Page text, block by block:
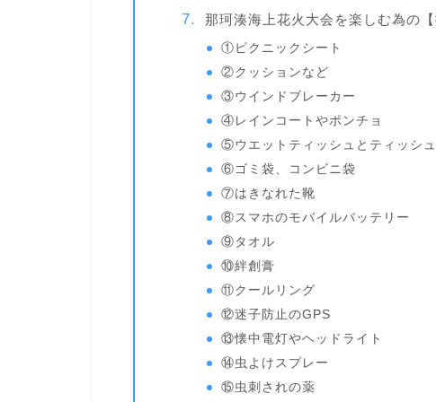
那珂湊海上花火大会を楽しむ為の【
①ピクニックシート
②クッションなど
③ウインドブレーカー
④レインコートやポンチョ
⑤ウエットティッシュとティッシュ
⑥ゴミ袋、コンビニ袋
⑦はきなれた靴
⑧スマホのモバイルバッテリー
⑨タオル
⑩絆創膏
⑪クールリング
⑫迷子防止のGPS
⑬懐中電灯やヘッドライト
⑭虫よけスプレー
⑮虫刺されの薬